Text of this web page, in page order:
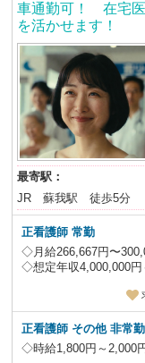
車通勤可！ 在宅
を活かせます！
最寄駅：
JR 蘇我駅 徒歩5分
正看護師常勤
◇月給266,667円〜
◇想定年収4,000,000円
正看護師 その他 非常勤
◇時給1,800円～2,000